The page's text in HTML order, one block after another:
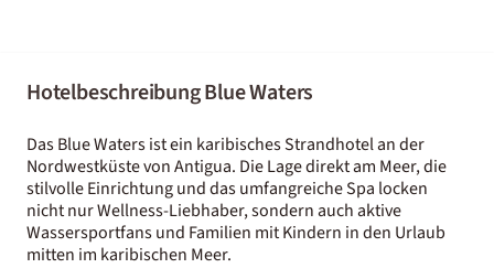
Hotelbeschreibung Blue Waters
Das Blue Waters ist ein karibisches Strandhotel an der
Nordwestküste von Antigua. Die Lage direkt am Meer, die
stilvolle Einrichtung und das umfangreiche Spa locken
nicht nur Wellness-Liebhaber, sondern auch aktive
Wassersportfans und Familien mit Kindern in den Urlaub
mitten im karibischen Meer.